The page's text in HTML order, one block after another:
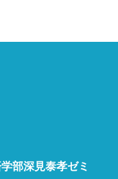
部深見泰孝ゼミ